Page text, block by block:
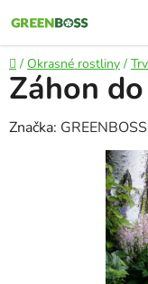
na
obsah
Domů
/ Okrasné rostliny /
Záhon
Značka: